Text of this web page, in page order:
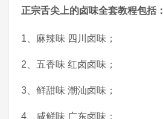
正宗舌尖上的卤味全套教程包括：
1、麻辣味 四川卤味；
2、五香味 红卤卤味；
3、鲜甜味 潮汕卤味；
4、咸鲜味 广东卤味；